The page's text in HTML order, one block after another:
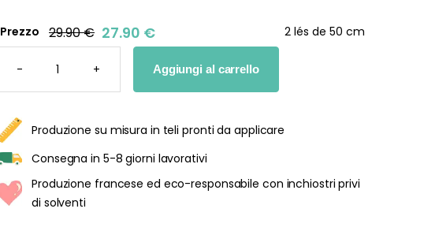
Prezzo 29.90 € 27.90 € 2 lés de 50 cm
-
CARTA
PARATI
CON
+ Aggiungi al carrello
Produzione su misura in teli pronti da applicare
Consegna in 5-8 giorni lavorativi
Produzione francese ed eco-responsabile con inchiostri privi
di solventi